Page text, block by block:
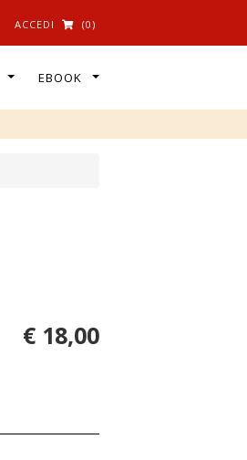
ACCEDI (0)
EBOOK
€ 18,00